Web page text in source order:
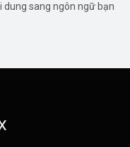
dung sang ngôn ngữ bạn